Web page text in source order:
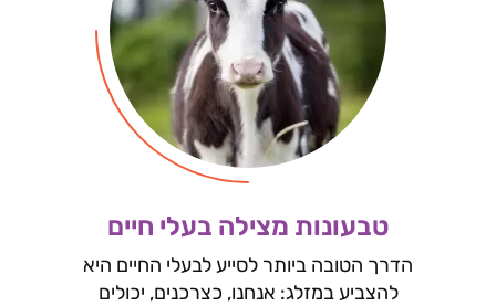
טבעונות מצילה בעלי חיים
הדרך הטובה ביותר לסייע לבעלי החיים היא
להצביע במזלג: אנחנו, כצרכנים, יכולים